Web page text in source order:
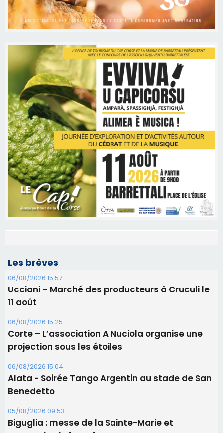
Les brèves
06/08/2026 15:57
Ucciani – Marché des producteurs à Cruculi le
11 août